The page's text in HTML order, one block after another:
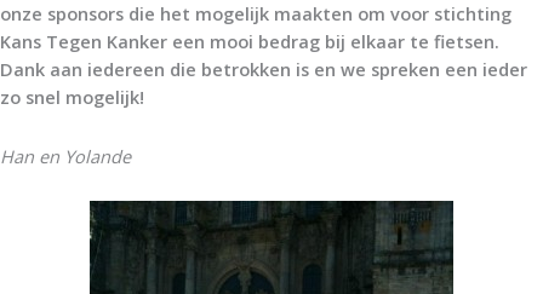
onze sponsors die het mogelijk maakten om voor stichting
Kans Tegen Kanker een mooi bedrag bij elkaar te fietsen.
Dank aan iedereen die betrokken is en we spreken een ieder
zo snel mogelijk!
Han en Yolande